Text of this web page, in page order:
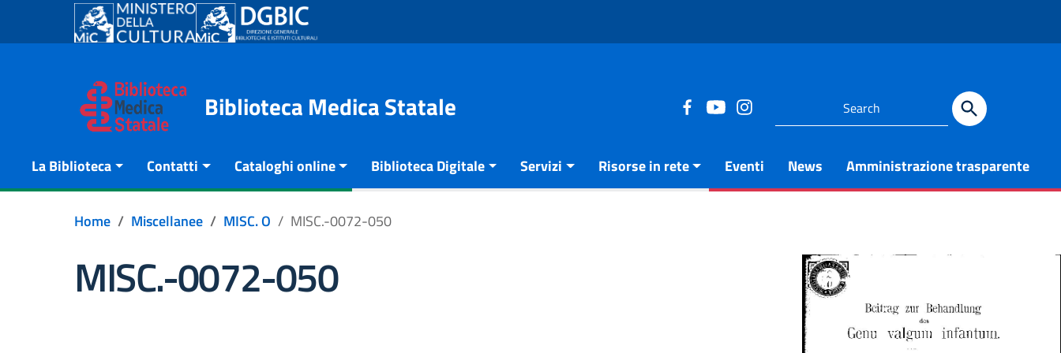
Go to content
Go to the navigation menu
Biblioteca Medica Statale
La Biblioteca Contatti Cataloghi online Biblioteca Digitale Servizi Risorse in rete Eventi News Amministrazione trasparente
Home Miscellanee MISC. O MISC.-0072-050
MISC.-0072-050